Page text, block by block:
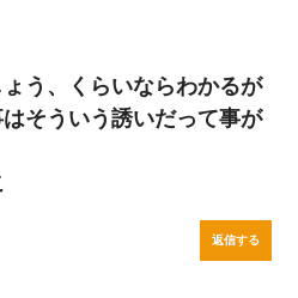
う、くらいならわかるが
そういう誘いだって事が
返信する